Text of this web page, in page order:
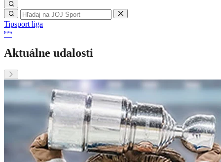
Tipsport liga
Aktuálne udalosti